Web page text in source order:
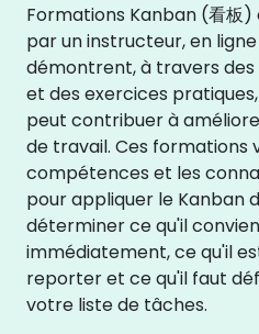
Formations Kanban (看板
par un instructeur, en ligne
démontrent, à travers des
et des exercices
peut contribuer à
de travail. Ces formations
compétences et les
pour appliquer le Kanban
déterminer ce qu'il
immédiatement, ce qu'il
reporter et ce qu'il faut
votre liste de tâches.